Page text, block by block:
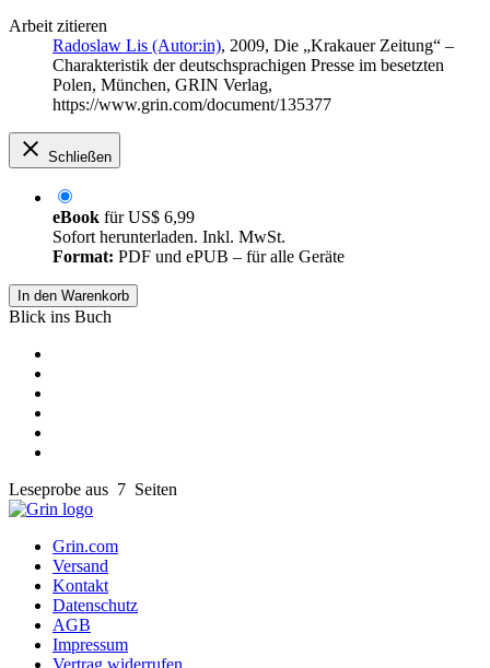
Arbeit zitieren
Radoslaw Lis (Autor:in), 2009, Die „Krakauer Zeitung“ –
Charakteristik der deutschsprachigen Presse im besetzten
Polen, München, GRIN Verlag,
https://www.grin.com/document/135377
Schließen
eBook fürUS$ 6,99
Sofort herunterladen. Inkl. MwSt.
Format: PDF und ePUB – für alle Geräte
In den Warenkorb
Blick ins Buch
Leseprobe aus 7 Seiten
Grin.com
Versand
Kontakt
Datenschutz
AGB
Impressum